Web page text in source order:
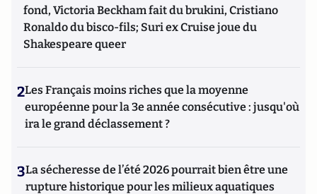
fond, Victoria Beckham fait du brukini, Cristiano
Ronaldo du bisco-fils; Suri ex Cruise joue du
Shakespeare queer
2Les Français moins riches que la moyenne
européenne pour la 3e année consécutive : jusqu'où
ira le grand déclassement ?
3La sécheresse de l’été 2026 pourrait bien être une
rupture historique pour les milieux aquatiques